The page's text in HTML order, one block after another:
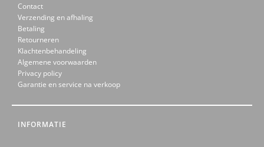
Contact
Verzending en afhaling
Betaling
Retourneren
Klachtenbehandeling
Algemene voorwaarden
Privacy policy
Garantie en service na verkoop
INFORMATIE